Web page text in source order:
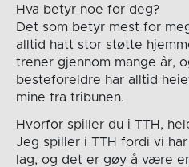
Hva betyr noe for deg?
Det som betyr mest for
alltid hatt stor støtte
trener gjennom mange år,
besteforeldre har alltid
mine fra tribunen.
Hvorfor spiller du i TTH,
Jeg spiller i TTH fordi vi
lag, og det er gøy å være